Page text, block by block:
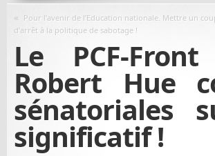
« Pour l’avenir de l’Education nationale. Mettre un
d’arrêt à la politique de sabotage !
Le PCF-
Robert Hue
significatif !